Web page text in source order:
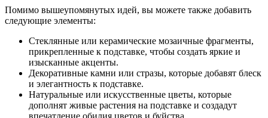
Помимо вышеупомянутых идей, вы можете также добавить
следующие элементы:
Стеклянные или керамические мозаичные фрагменты,
прикрепленные к подставке, чтобы создать яркие и
изысканные акценты.
Декоративные камни или стразы, которые добавят блеск
и элегантность к подставке.
Натуральные или искусственные цветы, которые
дополнят живые растения на подставке и создадут
впечатление обилия цветов и буйства.